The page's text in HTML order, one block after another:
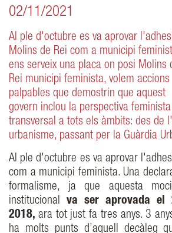
02/11/2021
Al ple d'octubre es va aprovar
Molins de Rei com a municipi
ens serveix una placa on posi Molins
Rei municipi feminista, volem accions
palpables que demostrin que aquest
govern inclou la perspectiva
transversal a tots els àmbits: des de
urbanisme, passant per la Guàrdia
Al ple d'octubre es va aprovar
com a municipi feminista. Una
formalisme, ja que aquesta
institucional va ser aprovada el
2018, ara tot just fa tres anys. 3
ha molts punts d’aquell decàleg